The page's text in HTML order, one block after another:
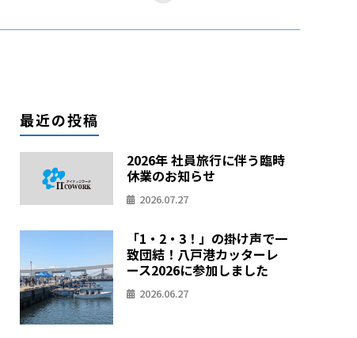
最近の投稿
2026年 社員旅行に伴う臨時
休業のお知らせ
2026.07.27
「1・2・3！」の掛け声で一
致団結！八戸港カッターレ
ース2026に参加しました
2026.06.27